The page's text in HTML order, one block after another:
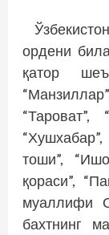
ордени
қатор
“Тароват”,
тоши”,
қораси”,
муаллифи
бахтнинг